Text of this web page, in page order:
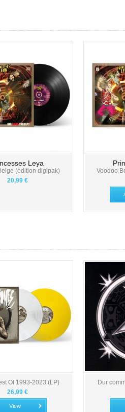
Leya
(édition digipak)
20,99 €
Voodoo
Of 1993-2023 (LP)
26,99 €
View
Dur